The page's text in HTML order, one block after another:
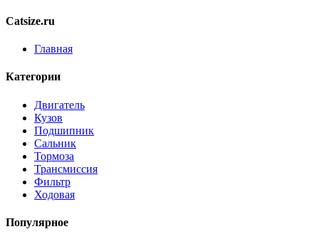
Catsize.ru
Главная
Категории
Двигатель
Кузов
Подшипник
Сальник
Тормоза
Трансмиссия
Фильтр
Ходовая
Популярное